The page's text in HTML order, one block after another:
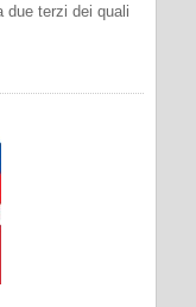
due terzi dei quali